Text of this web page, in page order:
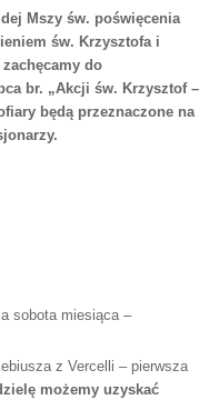
Mszy św. poświęcenia
św. Krzysztofa i
do
br. „Akcji św. Krzysztof –
będą przeznaczone na
sobota miesiąca –
z Vercelli – pierwsza
możemy uzyskać